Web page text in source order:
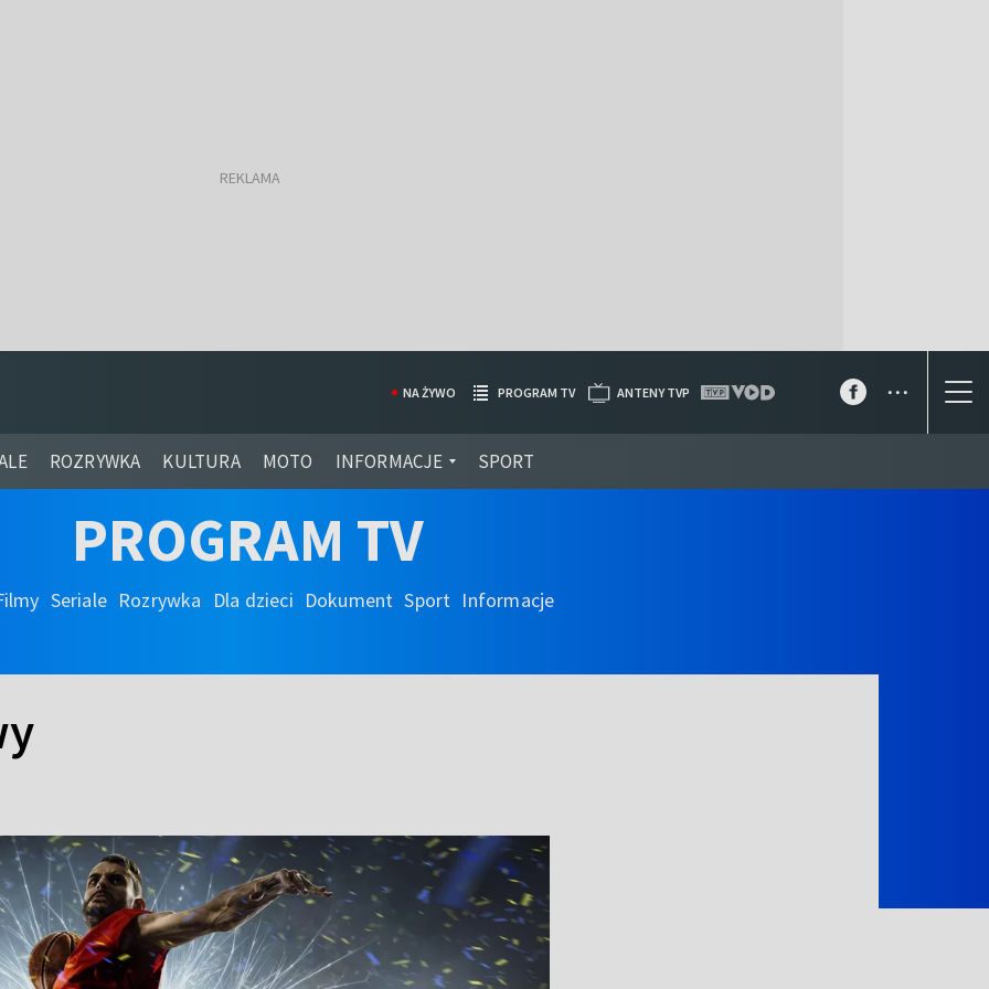
ROZRYWKA KULTURA MOTO INFORMACJE SPORT
NA ŻYWO PROGRAM TV ANTENY TVP ...
PROGRAM TV
Seriale Rozrywka Dla dzieci Dokument Sport Informacje